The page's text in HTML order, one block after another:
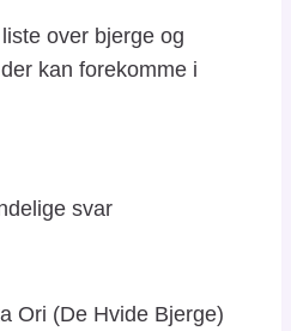
over bjerge og
kan forekomme i
svar
Ori (De Hvide Bjerge)